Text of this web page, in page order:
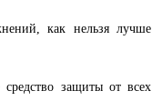
как нельзя лучше
защиты от всех